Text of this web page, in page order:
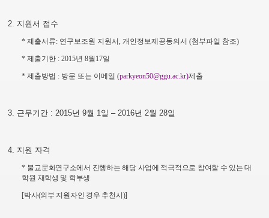
2. 지원서 접수
*제출서류: 연구보조원 지원서,개인정보제공동의서(첨부파일 참조)
*제출기한 : 2015년8월 17일
*제출방법 : 방문 또는 이메일(parkyeon50@ggu.ac.kr)제출
3. 근무기간 : 2015년 9월 1일 – 2016년 2월 28일
4. 지원 자격
* 불교문화연구소에서 진행하는 해당 사업에 적극적으로 참여할 수 있는 대
학원 재학생 및 학부생
[박사(외부 지원자인 경우 추천시 )]